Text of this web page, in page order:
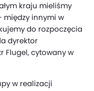
kraju mieliśmy
między innymi w
do rozpoczęcia
dyrektor
Flugel, cytowany w
w realizacji